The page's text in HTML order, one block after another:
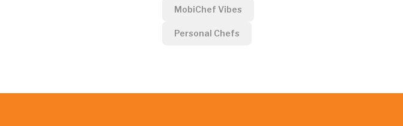
MobiChef Vibes
Personal Chefs